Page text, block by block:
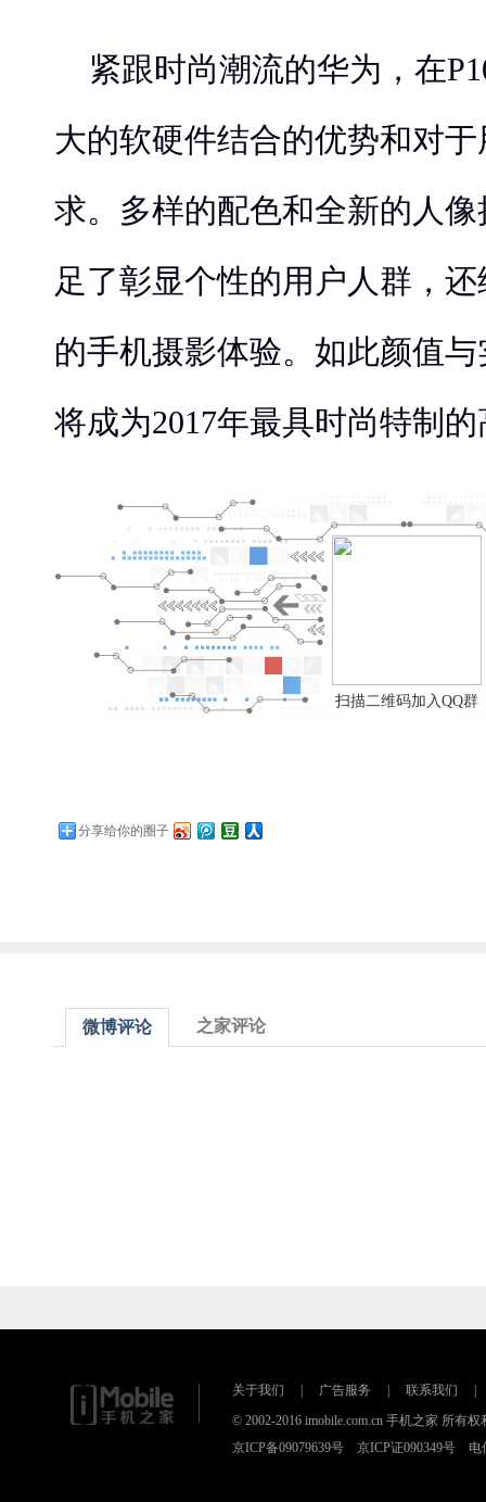
紧跟时尚潮流的华为，在
大的软硬件结合的优势和对
求。多样的配色和全新的人
足了彰显个性的用户人群，
的手机摄影体验。如此颜值
将成为2017年最具时尚特制
扫描二维码加入QQ群
分享给你的圈子
微博评论 之家评论
关于我们 广告服务 联系我们
© 2002-2016 imobile.com.cn 手机之家 所有
京ICP备09079639号 京ICP证090349号 电